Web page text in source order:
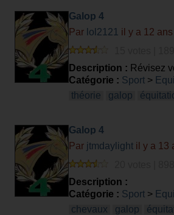
Galop 4
Par lol2121 il y a 12
Description : Révisez
Catégorie : Sport >
théorie
galop
Galop 4
Par jtmdaylight il y a 13
Description :
Catégorie : Sport >
chevaux
galop